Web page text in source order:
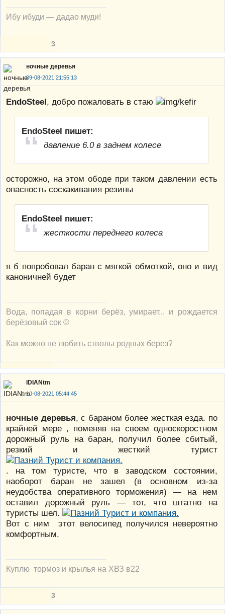
Ибу ибуди — дадао муди!
3
ночные деревья
09-08-2021 21:55:13
EndoSteel, добро пожаловать в стаю
EndoSteel пишет:
давление 6.0 в заднем колесе
осторожно, на этом ободе при таком давлении есть
опасность соскакивания резины
EndoSteel пишет:
жесткости переднего колеса
я б попробовал баран с мягкой обмоткой, оно и вид
каноничней будет
Вода, попадая в корни берёз, умирает... и рождается
берёзовый сок ©
Как можно не любить стволы родных берез?
IDIANtm
10-08-2021 05:44:45
ночные деревья, с бараном более жесткая езда. по
крайней мере , поменяв на своем односкоростном
дорожный руль на баран, получил более сбитый,
резкий и жесткий турист
. на том туристе, что в заводском состоянии,
наоборот баран не зашел (в основном из-за
неудобства оперативного торможения) — на нем
оставил дорожный руль — тот, что штатно на
туристы шел.
Вот с ним этот велосипед получился невероятно
комфортным.
Куплю тормоз и крылья на ХВЗ в22
3